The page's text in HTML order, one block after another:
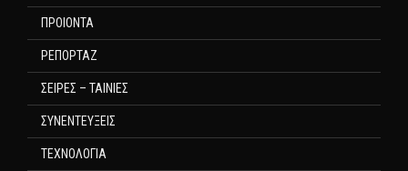
ΠΡΟΙΟΝΤΑ
ΡΕΠΟΡΤΑΖ
ΣΕΙΡΕΣ – ΤΑΙΝΙΕΣ
ΣΥΝΕΝΤΕΥΞΕΙΣ
ΤΕΧΝΟΛΟΓΙΑ